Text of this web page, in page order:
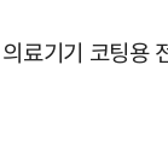
료기기 코팅용